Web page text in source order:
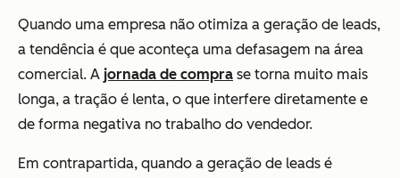
Quando uma empresa não otimiza a geração de leads,
a tendência é que aconteça uma defasagem na área
comercial. A jornada de compra se torna muito mais
longa, a tração é lenta, o que interfere diretamente e
de forma negativa no trabalho do vendedor.
Em contrapartida, quando a geração de leads é